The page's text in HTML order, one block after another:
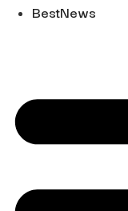
BestNews